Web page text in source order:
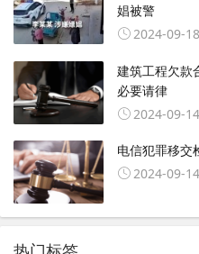
娼被警
2024-09-18
建筑工程欠款
必要请律
2024-09-14
电信犯罪移交
2024-09-14